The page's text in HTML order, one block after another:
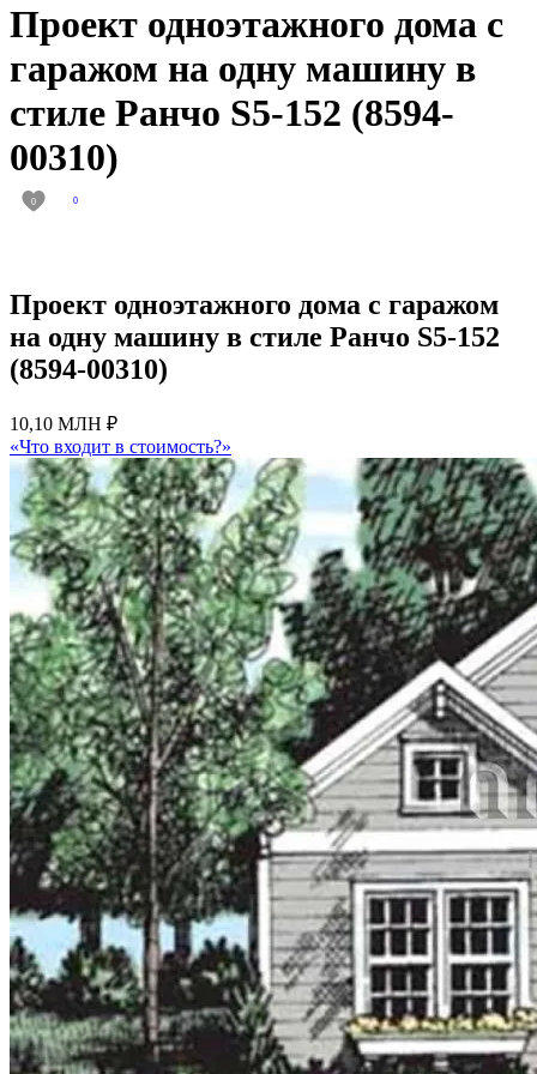
Проект одноэтажного дома с
гаражом на одну машину в
стиле Ранчо S5-152 (8594-
00310)
0 0
Проект одноэтажного дома с гаражом
на одну машину в стиле Ранчо S5-152
(8594-00310)
10,10 МЛН ₽
«Что входит в стоимость?»